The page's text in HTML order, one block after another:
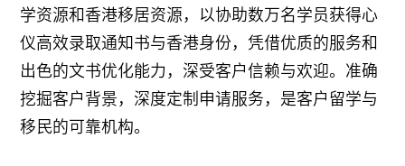
学资源和香港移居资源，以协助数万名学员获得心
仪高效录取通知书与香港身份，凭借优质的服务和
出色的文书优化能力，深受客户信赖与欢迎。准确
挖掘客户背景，深度定制申请服务，是客户留学与
移民的可靠机构。